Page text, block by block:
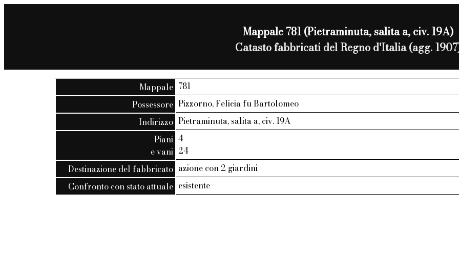
Mappale 781 (Pietraminuta, salita a, civ. 19A)
Catasto fabbricati del Regno d'Italia (agg.
Mappale 781
Possessore Pizzorno, Felicia fu Bartolomeo
Indirizzo Pietraminuta, salita a, civ. 19A
Piani
e vani
4
24
Destinazione del fabbricato azione con 2 giardini
Confronto con stato attuale esistente